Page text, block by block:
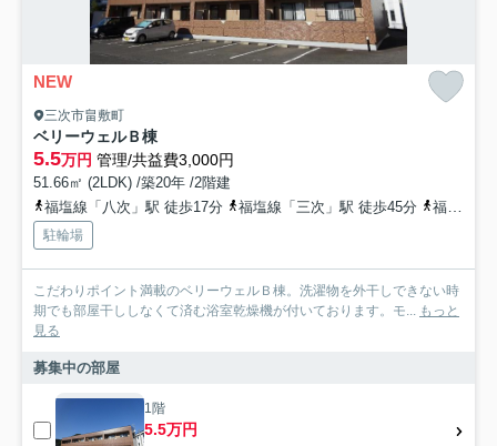
NEW
三次市畠敷町
ベリーウェルＢ棟
5.5万円 管理/共益費3,000円
51.66㎡ (2LDK) /築20年 /2階建
福塩線「八次」駅 徒歩17分
福塩線「三次」駅 徒歩45分 福塩線「神杉」駅 徒歩55分
駐輪場
こだわりポイント満載のベリーウェルＢ棟。洗濯物を外干しできない時
期でも部屋干ししなくて済む浴室乾燥機が付いております。モ...
もっと
見る
募集中の部屋
1階
5.5万円